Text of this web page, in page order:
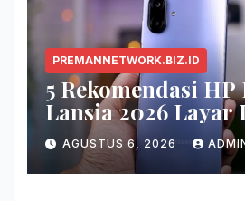
PREMANNETWORK.BIZ.ID
5 Rekomendasi HP
Lansia 2026 Layar
Menu Simpel, dan
Awet
AGUSTUS 6, 2026